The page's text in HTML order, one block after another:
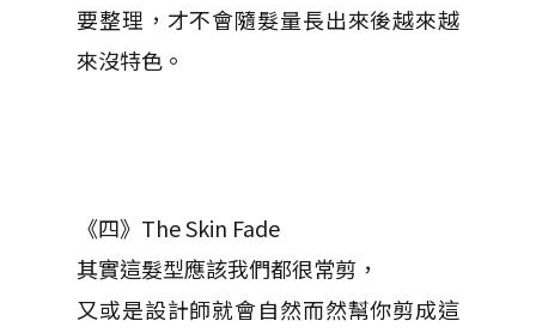
要整理，才不會隨髮量長出來後越來越
來沒特色。
《四》The Skin Fade
其實這髮型應該我們都很常剪，
又或是設計師就會自然而然幫你剪成這